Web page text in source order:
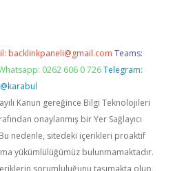
backlinkpaneli@gmail.com Teams:
0262 606 0 726 Telegram:
@karabul
Kanun gereğince Bilgi Teknolojileri
onaylanmış bir Yer Sağlayıcı
nedenle, sitedeki içerikleri proaktif
yükümlülüğümüz bulunmamaktadır.
sorumluluğunu taşımakta olup,